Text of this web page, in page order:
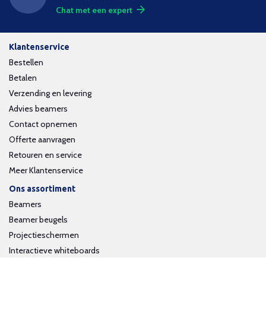
Chat met een expert
Klantenservice
Bestellen
Betalen
Verzending en levering
Advies beamers
Contact opnemen
Offerte aanvragen
Retouren en service
Meer Klantenservice
Ons assortiment
Beamers
Beamer beugels
Projectieschermen
Interactieve whiteboards